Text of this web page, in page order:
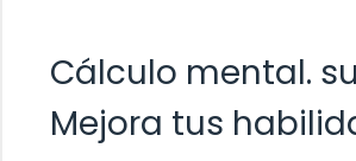
Cálculo mental.
Mejora tus